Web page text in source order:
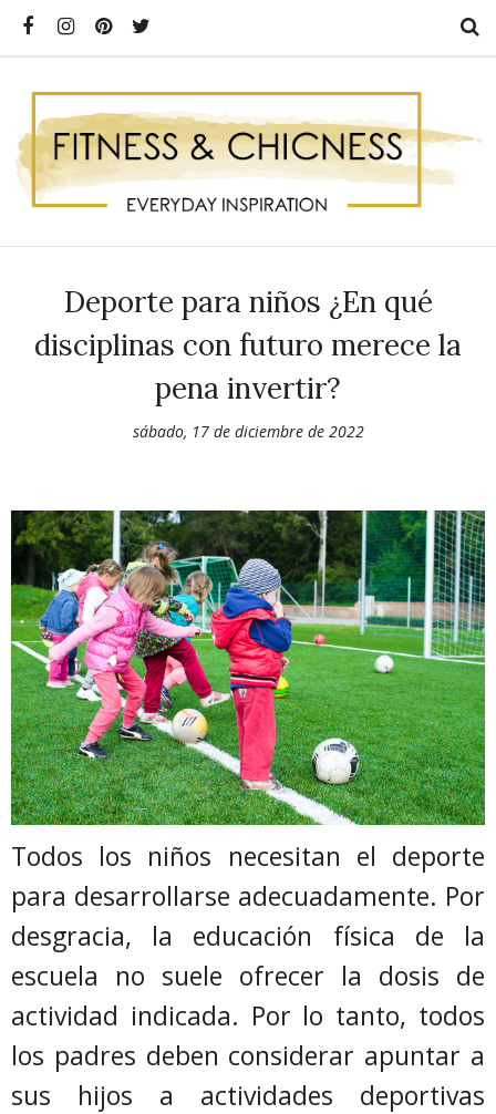
Deporte para niños ¿En qué
disciplinas con futuro merece la
pena invertir?
sábado, 17 de diciembre de 2022
Todos los niños necesitan el deporte
para desarrollarse adecuadamente. Por
desgracia, la educación física de la
escuela no suele ofrecer la dosis de
actividad indicada. Por lo tanto, todos
los padres deben considerar apuntar a
sus hijos a actividades deportivas